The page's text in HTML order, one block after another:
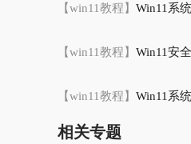
【win11教程】 Win11系
【win11教程】 Win11安全中
【win11教程】 Win11系
相关专题